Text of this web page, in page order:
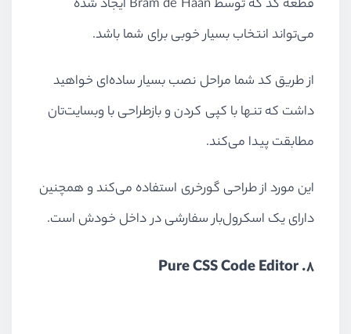
قطعه کد که توسط Bram de Haan ایجاد شده
می‌تواند انتخاب بسیار خوبی برای شما باشد.
از طریق کد شما مراحل نصب بسیار ساده‌ای خواهید
داشت که تنها با کپی کردن و بازطراحی با وبسایت‌تان
مطابقت پیدا می‌کند.
این مورد از طراحی گورخری استفاده می‌کند و همچنین
دارای یک اسکرول‌بار سفارشی در داخل خودش است.
8. Pure CSS Code Editor